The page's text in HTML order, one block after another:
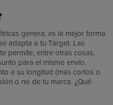
genera, es la mejor forma
adapta a tu Target. Las
te permite, entre otras cosas,
para el mismo envío.
a su longitud (más cortos o
o no de tu marca. ¿Qué